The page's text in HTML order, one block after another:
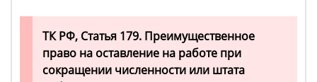
ТК РФ, Статья 179. Преимущественное
право на оставление на работе при
сокращении численности или штата